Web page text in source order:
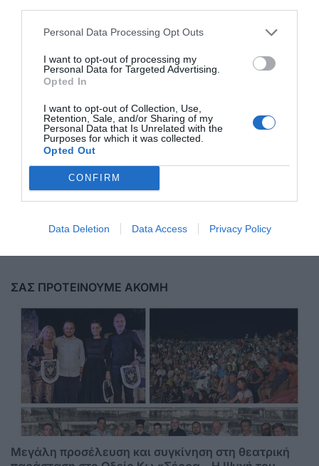
Personal Data Processing Opt Outs
I want to opt-out of processing my
Personal Data for Targeted Advertising.
Opted In
I want to opt-out of Collection, Use,
Retention, Sale, and/or Sharing of my
Personal Data that Is Unrelated with the
Purposes for which it was collected.
Opted Out
CONFIRM
Data Deletion Data Access Privacy Policy
Αποστολή
ΣΑΣ ΠΡΟΤΕΙΝΟΥΜΕ ΑΚΟΜΗ
Μεγάλη προσέλευση και συγκίνηση στη θεατρική